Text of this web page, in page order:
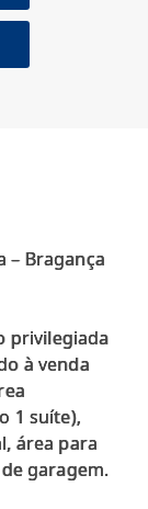
– Bragança
privilegiada
à venda
1 suíte),
área para
garagem.